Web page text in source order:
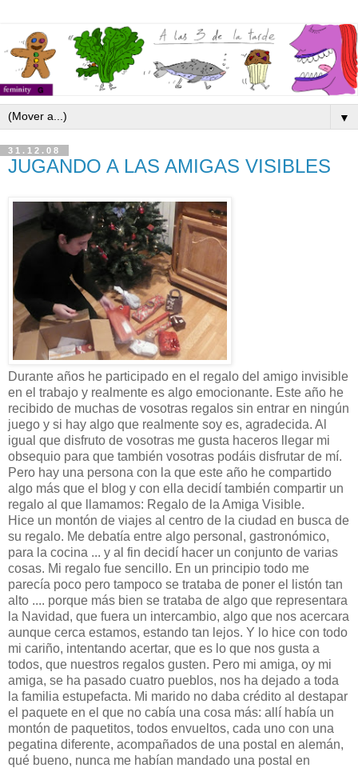
▼
31.12.08
JUGANDO A LAS AMIGAS VISIBLES
Durante años he participado en el regalo del amigo invisible
en el trabajo y realmente es algo emocionante. Este año he
recibido de muchas de vosotras regalos sin entrar en ningún
juego y si hay algo que realmente soy es, agradecida. Al
igual que disfruto de vosotras me gusta haceros llegar mi
obsequio para que también vosotras podáis disfrutar de mí.
Pero hay una persona con la que este año he compartido
algo más que el blog y con ella decidí también compartir un
regalo al que llamamos: Regalo de la Amiga Visible.
Hice un montón de viajes al centro de la ciudad en busca de
su regalo. Me debatía entre algo personal, gastronómico,
para la cocina ... y al fin decidí hacer un conjunto de varias
cosas. Mi regalo fue sencillo. En un principio todo me
parecía poco pero tampoco se trataba de poner el listón tan
alto .... porque más bien se trataba de algo que representara
la Navidad, que fuera un intercambio, algo que nos acercara
aunque cerca estamos, estando tan lejos. Y lo hice con todo
mi cariño, intentando acertar, que es lo que nos gusta a
todos, que nuestros regalos gusten. Pero mi amiga, oy mi
amiga, se ha pasado cuatro pueblos, nos ha dejado a toda
la familia estupefacta. Mi marido no daba crédito al destapar
el paquete en el que no cabía una cosa más: allí había un
montón de paquetitos, todos envueltos, cada uno con una
pegatina diferente, acompañados de una postal en alemán,
qué bueno, nunca me habían mandado una postal en